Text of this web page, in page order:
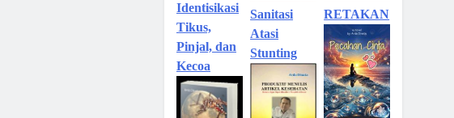
Identisikasi
Tikus,
Pinjal, dan
Kecoa
Sanitasi
Atasi
Stunting
RETAKAN